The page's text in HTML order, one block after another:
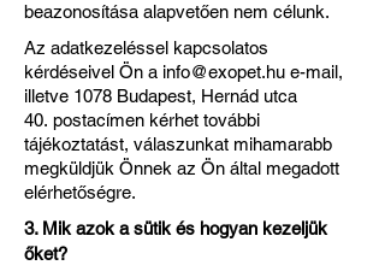
beazonosítása alapvetően nem célunk.
Az adatkezeléssel kapcsolatos
kérdéseivel Ön a info@exopet.hu e-mail,
illetve 1078 Budapest, Hernád utca
40. postacímen kérhet további
tájékoztatást, válaszunkat mihamarabb
megküldjük Önnek az Ön által megadott
elérhetőségre.
3. Mik azok a sütik és hogyan kezeljük
őket?